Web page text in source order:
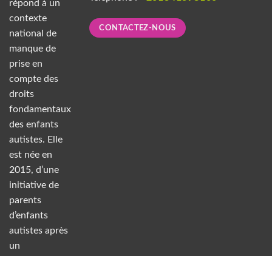
répond à un
contexte
national de
manque de
prise en
compte des
droits
fondamentaux
des enfants
autistes. Elle
est née en
2015, d’une
initiative de
parents
d’enfants
autistes après
un
CONTACTEZ-NOUS